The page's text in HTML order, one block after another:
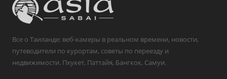
Все о Таиланде: веб-камеры в реальном времени, новости,
путеводители по курортам, советы по переезду и
недвижимости. Пхукет, Паттайя, Бангкок, Самуи.